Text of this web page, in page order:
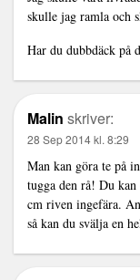
skulle jag ramla
Har du dubbdäck på
Malin skriver:
28 Sep 2014 kl. 8:29
Man kan göra te på
tugga den rå! Du kan
cm riven ingefära.
så kan du svälja en